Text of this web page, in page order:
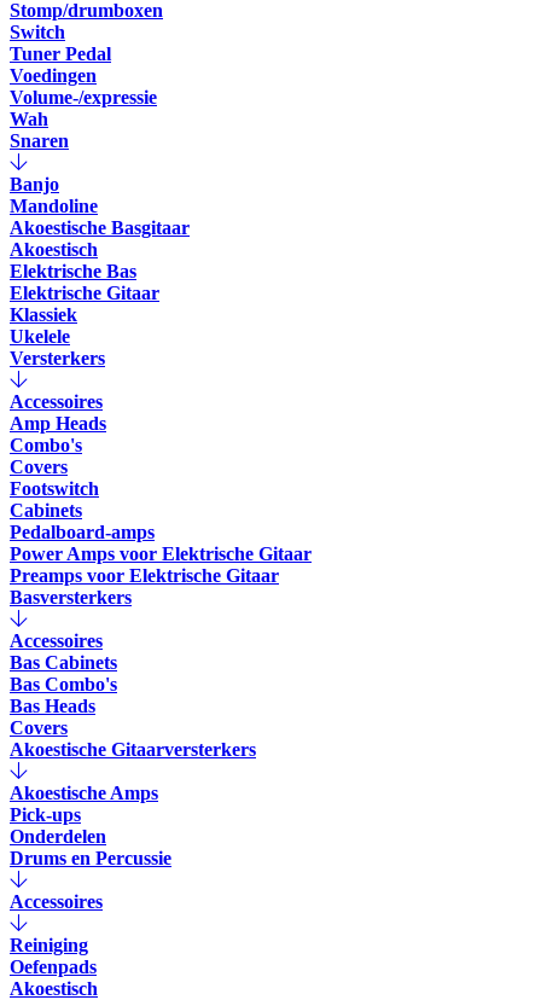
Stomp/drumboxen
Switch
Tuner Pedal
Voedingen
Volume-/expressie
Wah
Snaren
Banjo
Mandoline
Akoestische Basgitaar
Akoestisch
Elektrische Bas
Elektrische Gitaar
Klassiek
Ukelele
Versterkers
Accessoires
Amp Heads
Combo's
Covers
Footswitch
Cabinets
Pedalboard-amps
Power Amps voor Elektrische Gitaar
Preamps voor Elektrische Gitaar
Basversterkers
Accessoires
Bas Cabinets
Bas Combo's
Bas Heads
Covers
Akoestische Gitaarversterkers
Akoestische Amps
Pick-ups
Onderdelen
Drums en Percussie
Accessoires
Reiniging
Oefenpads
Akoestisch